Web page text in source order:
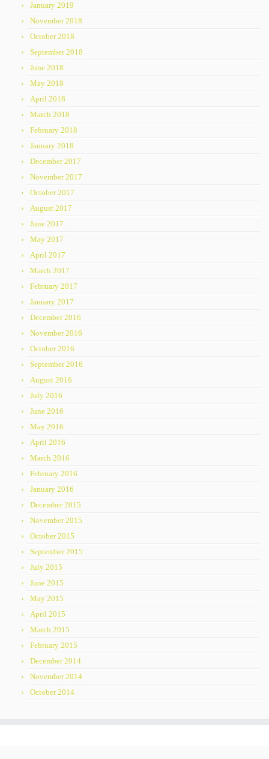
January 2019
November 2018
October 2018
September 2018
June 2018
May 2018
April 2018
March 2018
February 2018
January 2018
December 2017
November 2017
October 2017
August 2017
June 2017
May 2017
April 2017
March 2017
February 2017
January 2017
December 2016
November 2016
October 2016
September 2016
August 2016
July 2016
June 2016
May 2016
April 2016
March 2016
February 2016
January 2016
December 2015
November 2015
October 2015
September 2015
July 2015
June 2015
May 2015
April 2015
March 2015
February 2015
December 2014
November 2014
October 2014